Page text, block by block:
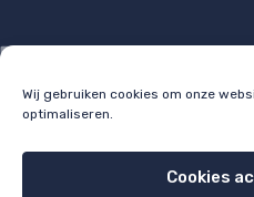
Wij gebruiken cookies om onze
optimaliseren.
Cookies
examentraining.